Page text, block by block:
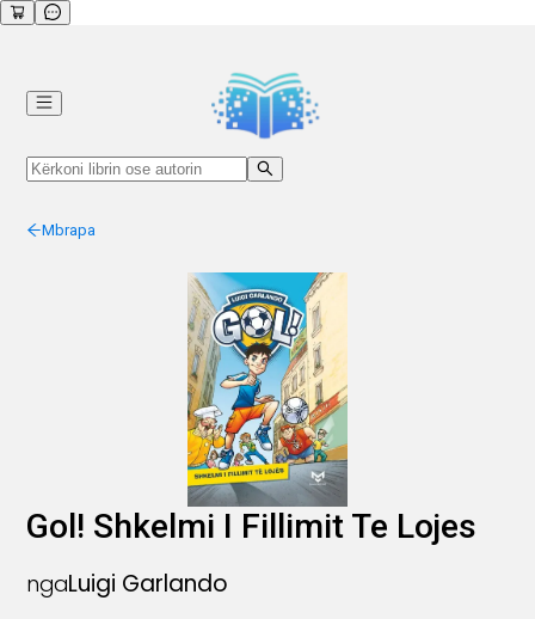
Mbrapa
Gol! Shkelmi I Fillimit Te Lojes
ngaLuigi Garlando